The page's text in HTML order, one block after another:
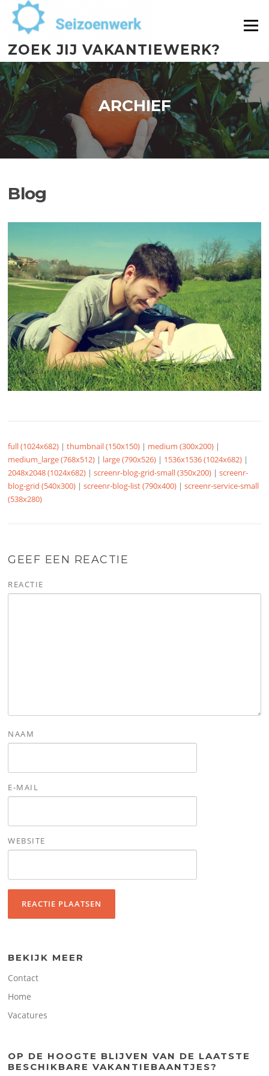
ZOEK JIJ VAKANTIEWERK?
Menu
ARCHIEF
Blog
full (1024x682) |thumbnail (150x150) | medium (300x200) |
medium_large (768x512) | large (790x526) | 1536x1536 (1024x682) |
2048x2048 (1024x682) |screenr-blog-grid-small (350x200) |screenr-
blog-grid (540x300) |screenr-blog-list (790x400) |screenr-service-small
(538x280)
GEEF EEN REACTIE
REACTIE
NAAM
E-MAIL
WEBSITE
BEKIJK MEER
Contact
Home
Vacatures
OP DE HOOGTE BLIJVEN VAN DE LAATSTE
BESCHIKBARE VAKANTIEBAANTJES?